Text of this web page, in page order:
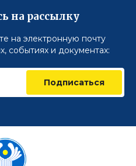
на рассылку
на электронную почту
событиях и документах:
Подписаться